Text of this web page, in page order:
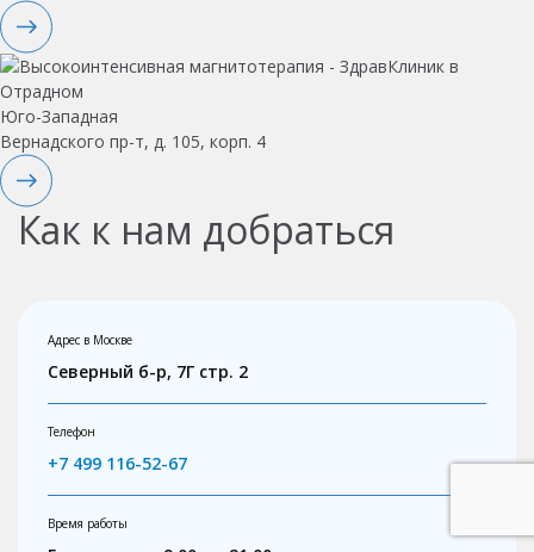
Юго-Западная
Вернадского пр-т, д. 105, корп. 4
Как к нам добраться
Адрес в Москве
Северный б-р, 7Г стр. 2
Телефон
+7 499 116-52-67
Время работы